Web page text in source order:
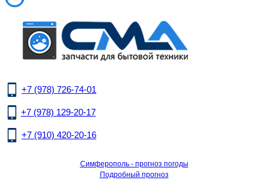
+7 (978) 726-74-01
+7 (978) 129-20-17
+7 (910) 420-20-16
Симферополь - прогноз погоды
Подробный прогноз